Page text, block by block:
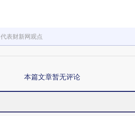
表财新网观点
本篇文章暂无评论